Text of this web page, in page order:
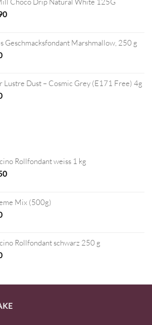
Geschmacksfondant Marshmallow, 250 g
Lustre Dust – Cosmic Grey (E171 Free) 4g
Rollfondant weiss 1 kg
Mix (500g)
Rollfondant schwarz 250 g